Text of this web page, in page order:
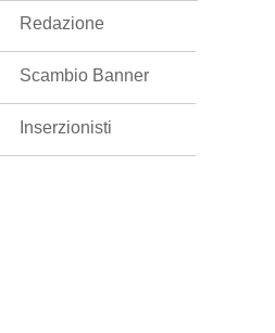
Redazione
Scambio Banner
Inserzionisti